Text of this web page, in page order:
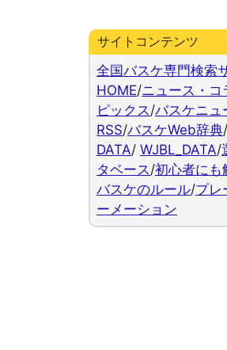
サイトコンテンツ
全国バスケ専門検索
HOME/ニュース・コ
ピックス /バスケニュ
RSS/バスケWeb辞典/
DATA/ WJBL_DATA/
タベース /初心者にも
バスケのルール/プレ
ーメーション